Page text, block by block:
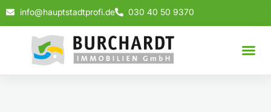
info@hauptstadtprofi.de 030 40 50 9370